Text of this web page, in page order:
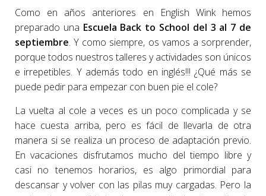
Como en años anteriores en English Wink hemos
preparado una Escuela Back to School del 3 al 7 de
septiembre. Y como siempre, os vamos a sorprender,
porque todos nuestros talleres y actividades son únicos
e irrepetibles. Y además todo en inglés!!! ¿Qué más se
puede pedir para empezar con buen pie el cole?
La vuelta al cole a veces es un poco complicada y se
hace cuesta arriba, pero es fácil de llevarla de otra
manera si se realiza un proceso de adaptación previo.
En vacaciones disfrutamos mucho del tiempo libre y
casi no tenemos horarios, es algo primordial para
descansar y volver con las pilas muy cargadas. Pero la